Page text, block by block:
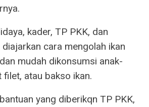
kader, TP PKK, dan
cara mengolah ikan
mudah dikonsumsi anak-
filet, atau bakso ikan.
yang diberikqn TP PKK,